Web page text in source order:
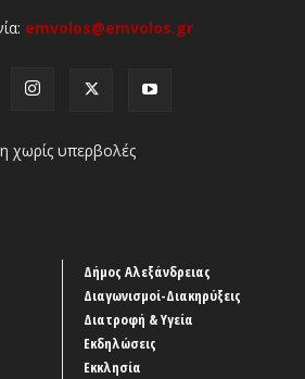
emvolos@emvolos.gr
χωρίς υπερβολές
Δήμος Αλεξάνδρειας
Διαγωνισμοί-Διακηρύξεις
Διατροφή & Υγεία
Εκδηλώσεις
Εκκλησία